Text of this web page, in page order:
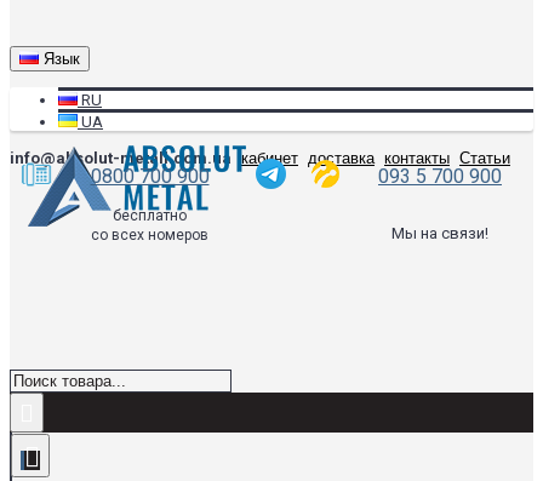
Язык
RU
UA
info@absolut-metall.com.ua
кабинет доставка контакты Статьи
0800 700 900 093 5 700 900
бесплатно
со всех номеров
Мы на связи!